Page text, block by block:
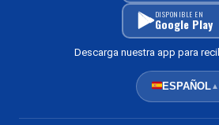
DISPONIBLE EN
Google Play
Descarga nuestra app para
ESPAÑOL▲